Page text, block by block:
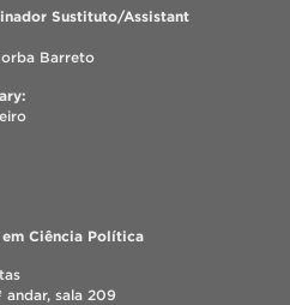
Sustituto/Assistant
Barreto
em Ciência Política
andar, sala 209